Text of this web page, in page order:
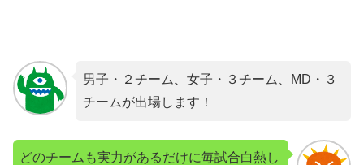
男子・２チーム、女子・３チーム、MD・３
チームが出場します！
どのチームも実力があるだけに毎試合白熱し